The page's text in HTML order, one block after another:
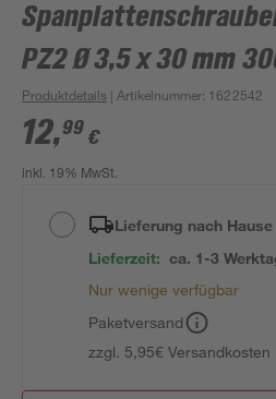
PZ2 Ø 3,5 x 30 mm
Produktdetails | Artikelnummer: 1622542
12,99 €
inkl. 19% MwSt.
Lieferung nach Hause
Lieferzeit: ca. 1-3
Nur wenige verfügbar
Paketversand
zzgl. 5,95€ Versandkosten |